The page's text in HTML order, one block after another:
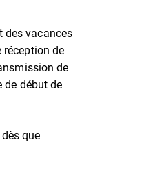
des vacances
réception de
de
de début de
que